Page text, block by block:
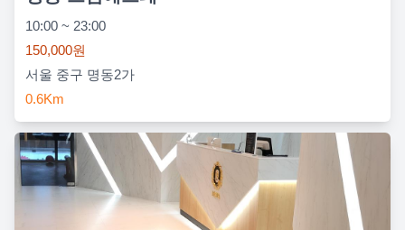
10:00 ~ 23:00
150,000원
서울 중구 명동2가
0.6Km